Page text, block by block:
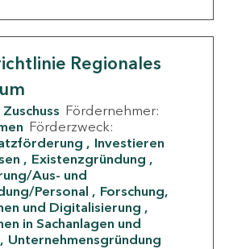
Regionales
Zuschuss Fördernehmer:
Förderzweck:
Investieren
Existenzgründung
Aus- und
Personal
Forschung,
und Digitalisierung
in Sachanlagen und
Unternehmensgründung